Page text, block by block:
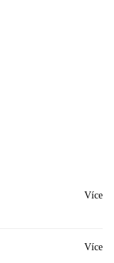
Více
Více